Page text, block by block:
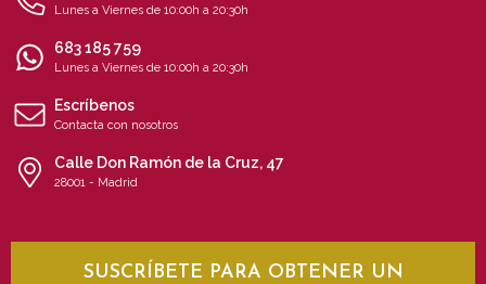
Lunes a Viernes de 10:00h a 20:30h
683 185 759
Lunes a Viernes de 10:00h a 20:30h
Escríbenos
Contacta con nosotros
Calle Don Ramón de la Cruz, 47
28001 - Madrid
SUSCRÍBETE PARA OBTENER UN